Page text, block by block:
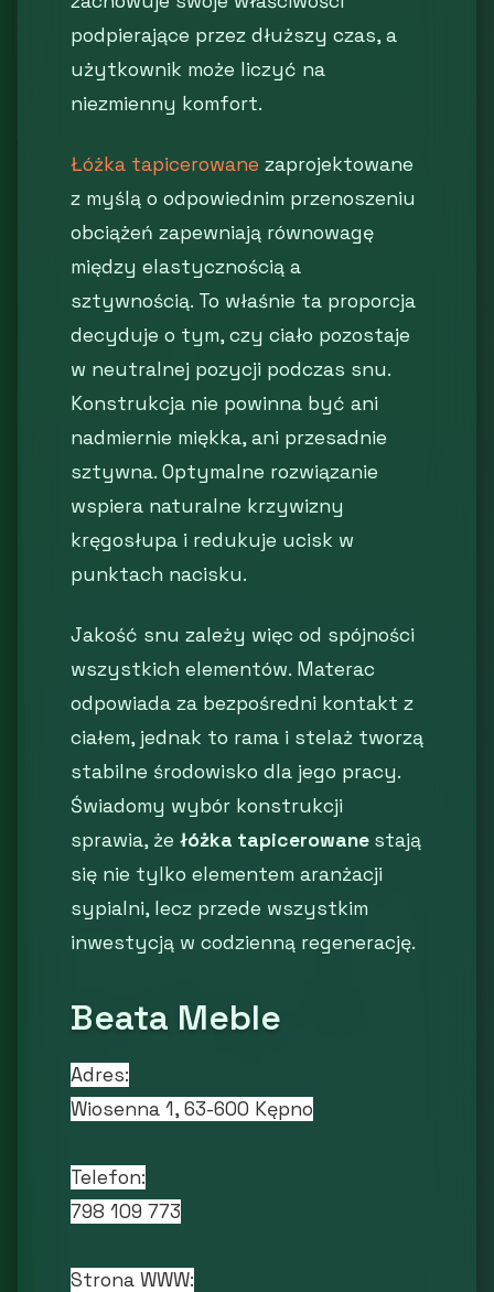
podpierające przez dłuższy czas, a
użytkownik może liczyć na
niezmienny komfort.
Łóżka tapicerowane zaprojektowane
z myślą o odpowiednim przenoszeniu
obciążeń zapewniają równowagę
między elastycznością a
sztywnością. To właśnie ta proporcja
decyduje o tym, czy ciało pozostaje
w neutralnej pozycji podczas snu.
Konstrukcja nie powinna być ani
nadmiernie miękka, ani przesadnie
sztywna. Optymalne rozwiązanie
wspiera naturalne krzywizny
kręgosłupa i redukuje ucisk w
punktach nacisku.
Jakość snu zależy więc od spójności
wszystkich elementów. Materac
odpowiada za bezpośredni kontakt z
ciałem, jednak to rama i stelaż tworzą
stabilne środowisko dla jego pracy.
Świadomy wybór konstrukcji
sprawia, że łóżka tapicerowane stają
się nie tylko elementem aranżacji
sypialni, lecz przede wszystkim
inwestycją w codzienną regenerację.
Beata Meble
Adres:
Wiosenna 1, 63-600 Kępno
Telefon:
798 109 773
Strona WWW: